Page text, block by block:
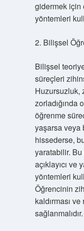
gidermek için
yöntemleri
2. Bilişsel
Bilişsel
süreçleri
Huzursuzluk,
zorladığında
öğrenme
yaşarsa veya
hissederse,
yaratabilir.
açıklayıcı ve
yöntemleri
Öğrencinin
kaldırması
sağlanmalıdır.